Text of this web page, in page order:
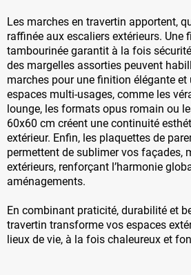
Les marches en travertin apportent,
raffinée aux escaliers extérieurs. Une
tambourinée garantit à la fois
des margelles assorties peuvent
marches pour une finition élégante
espaces multi-usages, comme les
lounge, les formats opus romain ou
60x60 cm créent une continuité
extérieur. Enfin, les plaquettes de
permettent de sublimer vos façades,
extérieurs, renforçant l’harmonie
aménagements.
En combinant praticité, durabilité et
travertin transforme vos espaces
lieux de vie, à la fois chaleureux et